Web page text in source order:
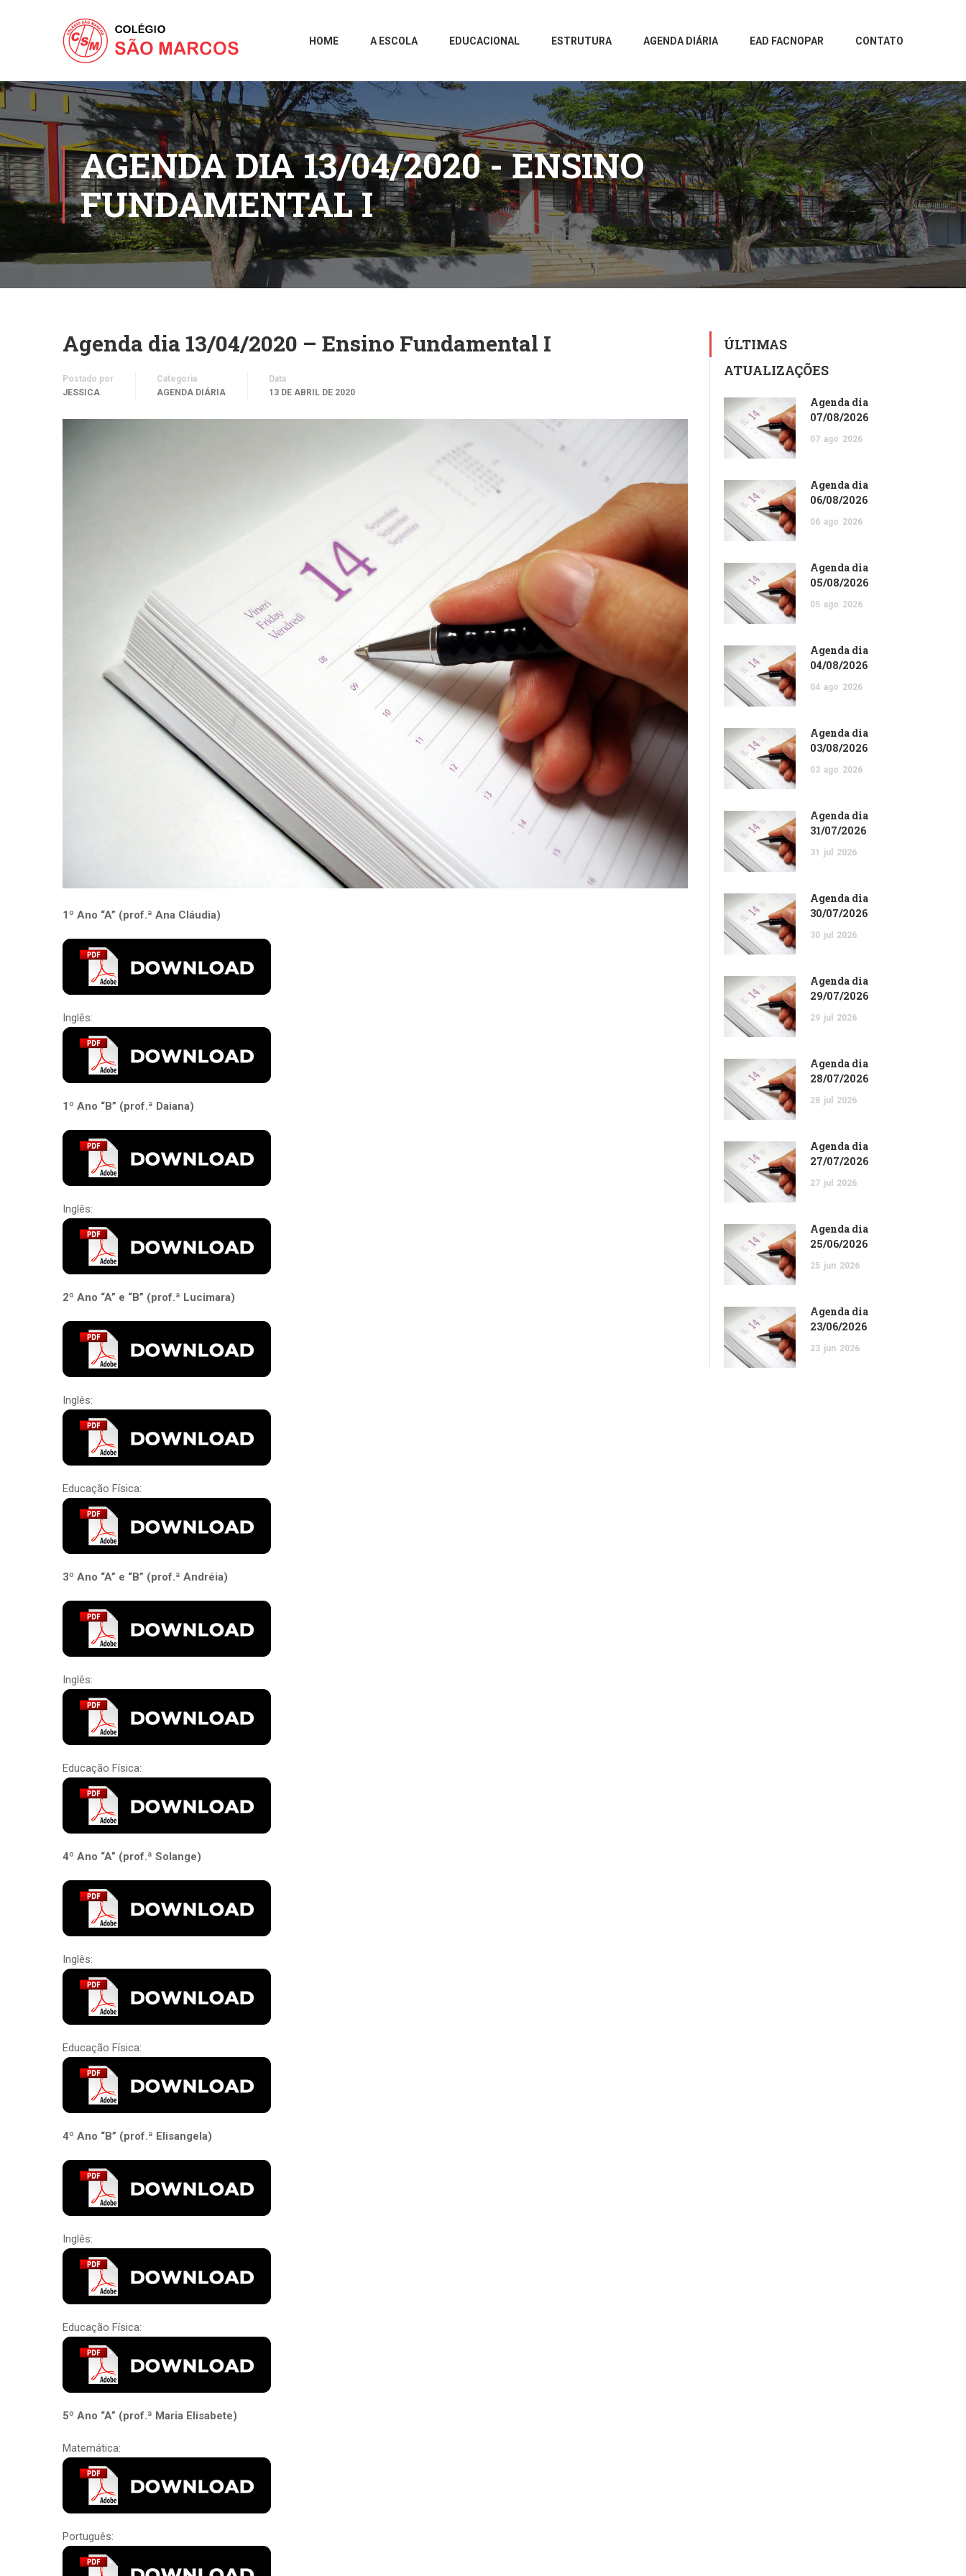
HOME A ESCOLA EDUCACIONAL ESTRUTURA AGENDA DIÁRIA EAD FACNOPAR CONTATO
AGENDA DIA 13/04/2020 - ENSINO
FUNDAMENTAL I
Agenda dia 13/04/2020 – Ensino Fundamental I
Postado por
JESSICA
Categoria
AGENDA DIÁRIA
Data
13 DE ABRIL DE 2020
1º Ano “A” (prof.ª Ana Cláudia)
Inglês:
1º Ano “B” (prof.ª Daiana)
Inglês:
2º Ano “A” e “B” (prof.ª Lucimara)
Inglês:
Educação Física:
3º Ano “A” e “B” (prof.ª Andréia)
Inglês:
Educação Física:
4º Ano “A” (prof.ª Solange)
Inglês:
Educação Física:
4º Ano “B” (prof.ª Elisangela)
Inglês:
Educação Física:
5º Ano “A” (prof.ª Maria Elisabete)
Matemática:
Português:
ÚLTIMAS
ATUALIZAÇÕES
Agenda dia
07/08/2026
07 ago 2026
Agenda dia
06/08/2026
06 ago 2026
Agenda dia
05/08/2026
05 ago 2026
Agenda dia
04/08/2026
04 ago 2026
Agenda dia
03/08/2026
03 ago 2026
Agenda dia
31/07/2026
31 jul 2026
Agenda dia
30/07/2026
30 jul 2026
Agenda dia
29/07/2026
29 jul 2026
Agenda dia
28/07/2026
28 jul 2026
Agenda dia
27/07/2026
27 jul 2026
Agenda dia
25/06/2026
25 jun 2026
Agenda dia
23/06/2026
23 jun 2026